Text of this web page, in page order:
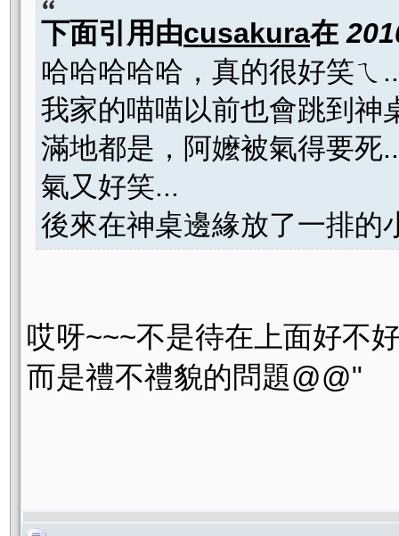
下面引用由cusakura在
哈哈哈哈哈，真的很好笑ㄟ
我家的喵喵以前也會跳到神
滿地都是，阿嬤被氣得要死
氣又好笑...
後來在神桌邊緣放了一排的
哎呀~~~不是待在上面好不
而是禮不禮貌的問題@@"